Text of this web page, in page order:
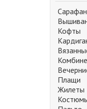
Кофты
Плащи
Жилеты